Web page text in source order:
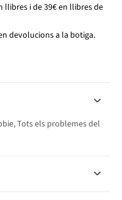
llibres i de 39€ en llibres de
devolucions a la botiga.
Tots els problemes del